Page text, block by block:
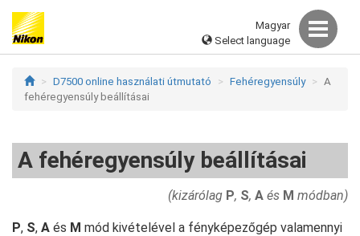
Magyar
Select language
D7500 online használati útmutató Fehéregyensúly
A
fehéregyensúly beállításai
A fehéregyensúly beállításai
(kizárólag P, S, A és M módban)
P, S, A és M mód kivételével a fényképezőgép valamennyi